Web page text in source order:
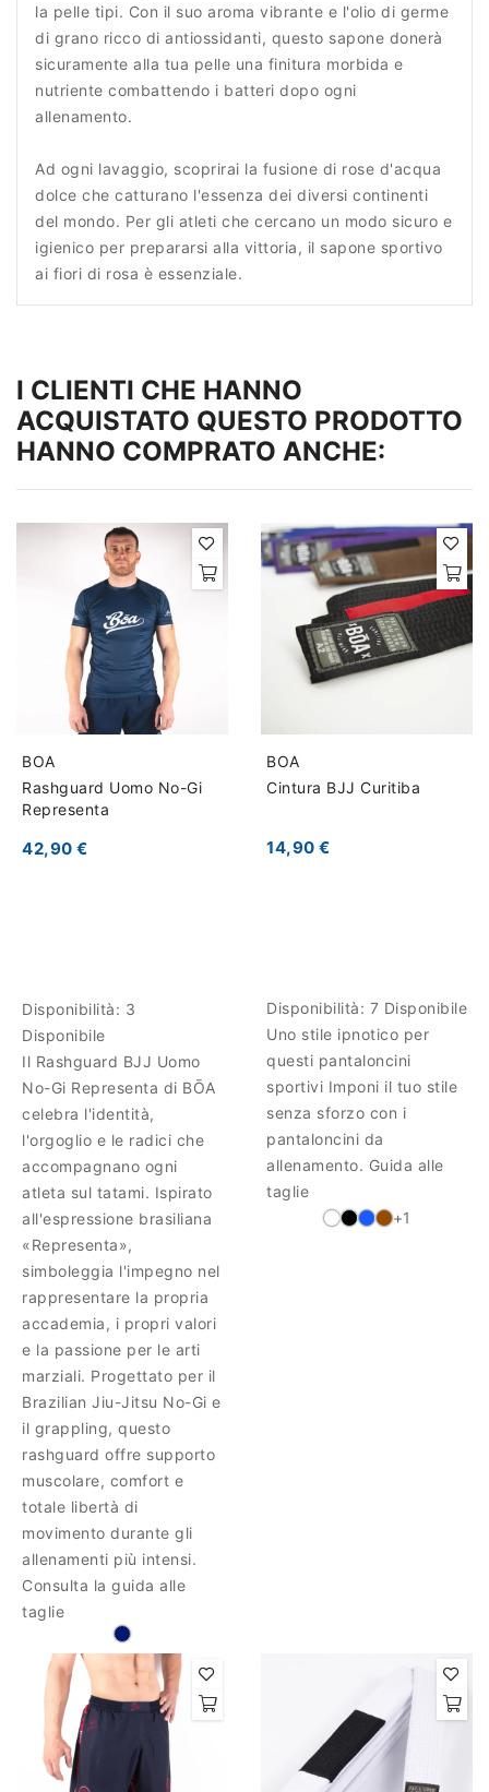
la pelle tipi. Con il suo aroma vibrante e l'olio di germe
di grano ricco di antiossidanti, questo sapone donerà
sicuramente alla tua pelle una finitura morbida e
nutriente combattendo i batteri dopo ogni
allenamento.
Ad ogni lavaggio, scoprirai la fusione di rose d'acqua
dolce che catturano l'essenza dei diversi continenti
del mondo. Per gli atleti che cercano un modo sicuro e
igienico per prepararsi alla vittoria, il sapone sportivo
ai fiori di rosa è essenziale.
I CLIENTI CHE HANNO
ACQUISTATO QUESTO PRODOTTO
HANNO COMPRATO ANCHE:
BOA
Rashguard Uomo No-Gi
Representa
42,90 €
Disponibilità: 3
Disponibile
Il Rashguard BJJ Uomo
No-Gi Representa di BŌA
celebra l'identità,
l'orgoglio e le radici che
accompagnano ogni
atleta sul tatami. Ispirato
all'espressione brasiliana
«Representa»,
simboleggia l'impegno nel
rappresentare la propria
accademia, i propri valori
e la passione per le arti
marziali. Progettato per il
Brazilian Jiu-Jitsu No-Gi e
il grappling, questo
rashguard offre supporto
muscolare, comfort e
totale libertà di
movimento durante gli
allenamenti più intensi.
Consulta la guida alle
taglie
BOA
Cintura BJJ Curitiba
14,90 €
Disponibilità: 7 Disponibile
Uno stile ipnotico per
questi pantaloncini
sportivi Imponi il tuo stile
senza sforzo con i
pantaloncini da
allenamento. Guida alle
taglie
+1